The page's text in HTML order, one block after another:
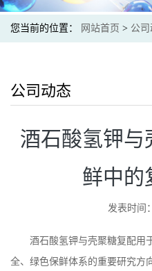
您当前的位置： 网站首页 > 公
公司动态
酒石酸氢钾与
鲜中的
发表时间
酒石酸氢钾与壳聚糖复配用
全、绿色保鲜体系的重要研究方